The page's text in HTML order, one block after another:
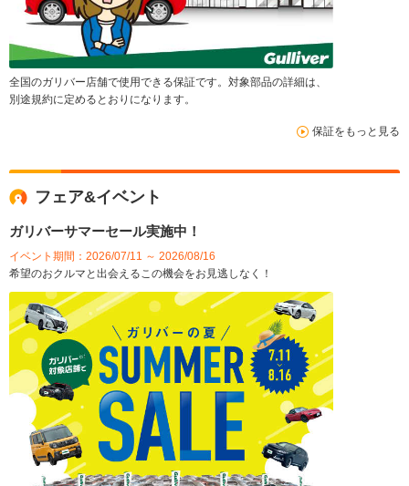
全国のガリバー店舗で使用できる保証です。対象部品の詳細は、
別途規約に定めるとおりになります。
保証をもっと見る
フェア&イベント
ガリバーサマーセール実施中！
イベント期間：2026/07/11 ～ 2026/08/16
希望のおクルマと出会えるこの機会をお見逃しなく！